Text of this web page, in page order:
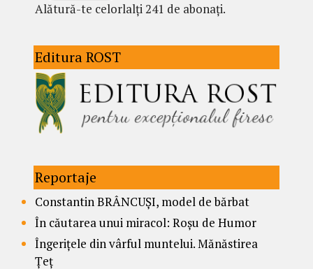
Alătură-te celorlalți 241 de abonați.
Editura ROST
Reportaje
Constantin BRÂNCUȘI, model de bărbat
În căutarea unui miracol: Roșu de Humor
Îngerițele din vârful muntelui. Mănăstirea
Țeț